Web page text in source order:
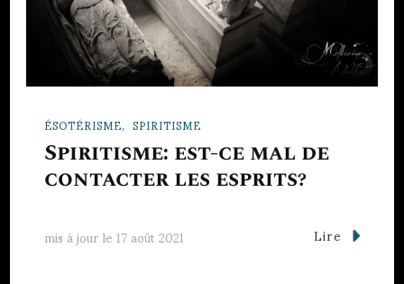
ÉSOTÉRISME SPIRITISME
Spiritisme: est-ce mal de
contacter les esprits?
mis à jour le17 août 2021 Lire